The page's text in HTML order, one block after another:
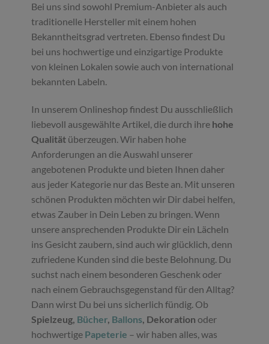
Bei uns sind sowohl Premium-Anbieter als auch
traditionelle Hersteller mit einem hohen
Bekanntheitsgrad vertreten. Ebenso findest Du
bei uns hochwertige und einzigartige Produkte
von kleinen Lokalen sowie auch von international
bekannten Labeln.
In unserem Onlineshop findest Du ausschließlich
liebevoll ausgewählte Artikel, die durch ihre hohe
Qualität überzeugen. Wir haben hohe
Anforderungen an die Auswahl unserer
angebotenen Produkte und bieten Ihnen daher
aus jeder Kategorie nur das Beste an. Mit unseren
schönen Produkten möchten wir Dir dabei helfen,
etwas Zauber in Dein Leben zu bringen. Wenn
unsere ansprechenden Produkte Dir ein Lächeln
ins Gesicht zaubern, sind auch wir glücklich, denn
zufriedene Kunden sind die beste Belohnung. Du
suchst nach einem besonderen Geschenk oder
nach einem Gebrauchsgegenstand für den Alltag?
Dann wirst Du bei uns sicherlich fündig. Ob
Spielzeug, Bücher, Ballons, Dekoration oder
hochwertige Papeterie – wir haben alles, was